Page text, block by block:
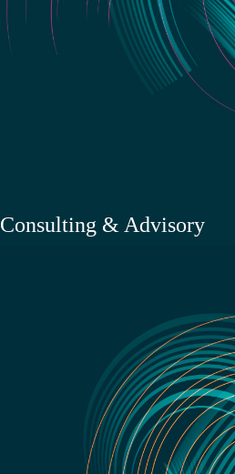
Consulting & Advisory